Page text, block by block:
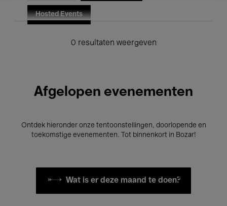
Hosted Events
0 resultaten weergeven
Afgelopen evenementen
Ontdek hieronder onze tentoonstellingen, doorlopende en
toekomstige evenementen. Tot binnenkort in Bozar!
Wat is er deze maand te doen?